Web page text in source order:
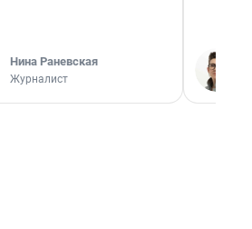
Нина Раневская
Журналист